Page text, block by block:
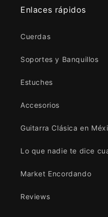
Enlaces rápidos
Cuerdas
Soportes y Banquillos
Estuches
Accesorios
Guitarra Clásica en
Lo que nadie te dice
Market Encordando
Reviews